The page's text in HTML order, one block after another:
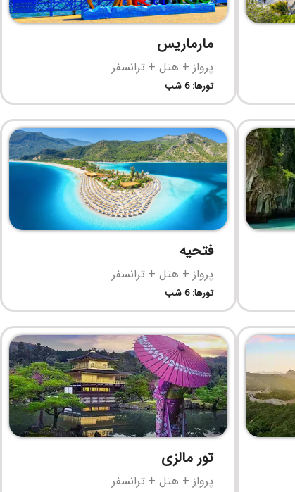
مارماریس
پرواز + هتل + ترانسفر
تورها: 6 شب
فتحیه
پرواز + هتل + ترانسفر
تورها: 6 شب
تور مالزی
پرواز + هتل + ترانسفر